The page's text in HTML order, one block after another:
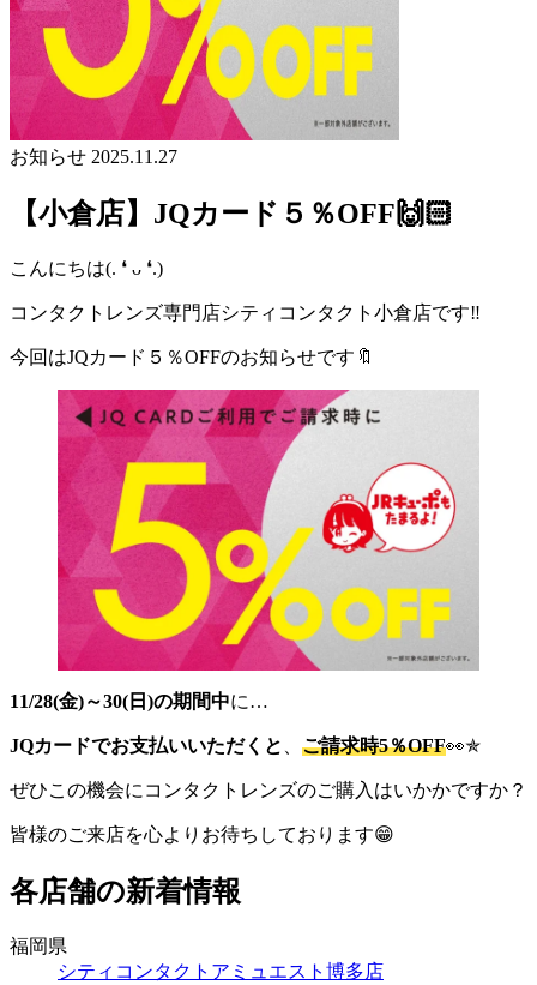
お知らせ 2025.11.27
【小倉店】JQカード５％OFF🙌🏻
こんにちは(. ❛ ᴗ ❛.)
コンタクトレンズ専門店シティコンタクト小倉店です‼
今回はJQカード５％OFFのお知らせです🔖
11/28(金)～30(日)の期間中に…
JQカードでお支払いいただくと 、 ご請求時5％OFF👀✯
ぜひこの機会にコンタクトレンズのご購入はいかかですか？
皆様のご来店を心よりお待ちしております😁
各店舗の新着情報
福岡県
シティコンタクトアミュエスト博多店